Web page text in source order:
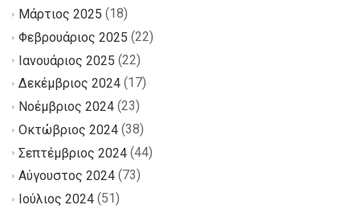
Μάρτιος 2025 (18)
Φεβρουάριος 2025 (22)
Ιανουάριος 2025 (22)
Δεκέμβριος 2024 (17)
Νοέμβριος 2024 (23)
Οκτώβριος 2024 (38)
Σεπτέμβριος 2024 (44)
Αύγουστος 2024 (73)
Ιούλιος 2024 (51)